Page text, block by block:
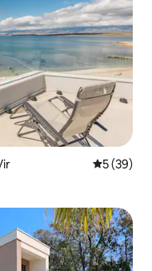
5 (39)